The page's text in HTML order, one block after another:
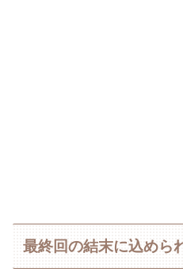
最終回の結末に込めら